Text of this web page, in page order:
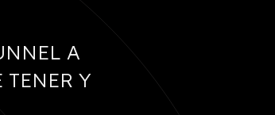
A
TENER Y